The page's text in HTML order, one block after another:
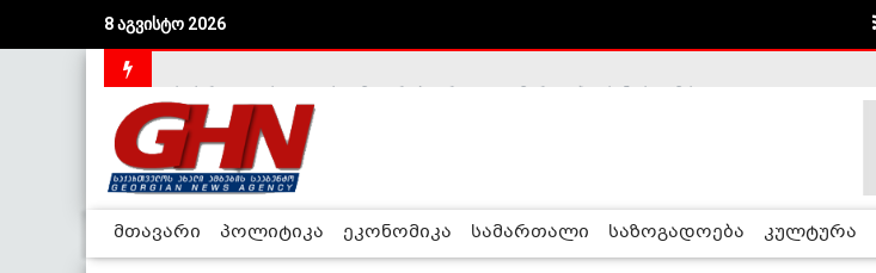
8 აგვისტო 2026
მთავარი პოლიტიკა ეკონომიკა სამართალი საზოგადოება კულტურა